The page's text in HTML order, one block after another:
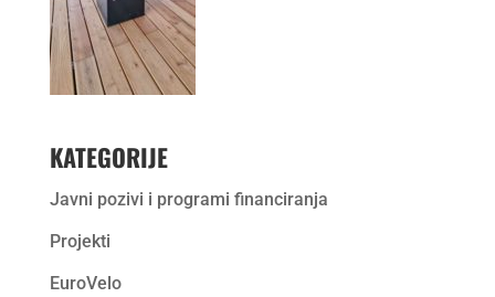
KATEGORIJE
Javni pozivi i programi financiranja
Projekti
EuroVelo